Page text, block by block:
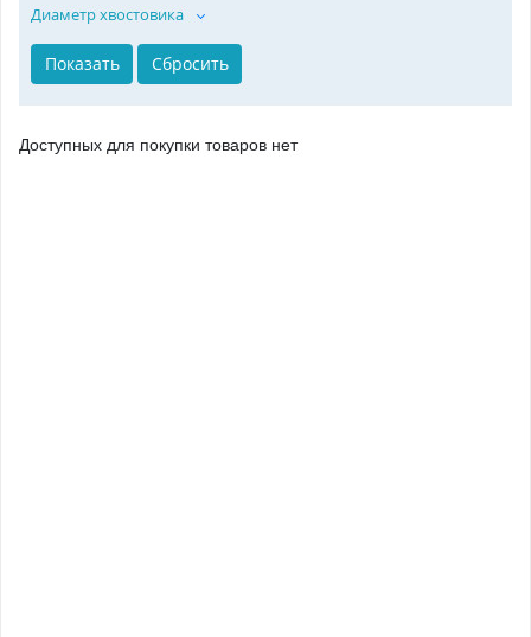
Диаметр хвостовика
Доступных для покупки товаров нет